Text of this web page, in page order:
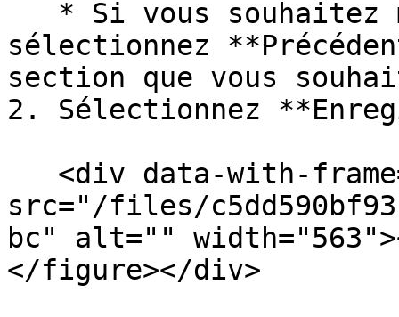
sélectionnez
section que vous
2. Sélectionnez
src="/files/
bc" alt=""
</figure></div>